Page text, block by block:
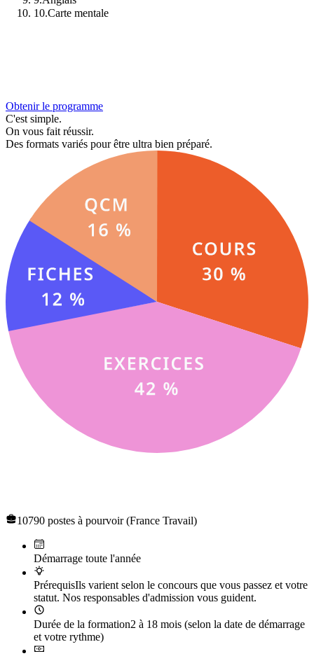
10.Carte mentale
Obtenir le programme
C'est simple.
On vous fait réussir.
Des formats variés pour être ultra bien préparé.
10790 postes à pourvoir (France Travail)
Démarrage toute l'année
PrérequisIls varient selon le concours que vous passez et votre
statut. Nos responsables d'admission vous guident.
Durée de la formation2 à 18 mois (selon la date de démarrage
et votre rythme)